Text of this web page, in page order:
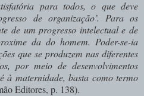
para todos, o que deve
de organização’. Para os
de um progresso intelectual e de
da do homem. Poder-se-ia
que se produzem nas diferentes
por meio de desenvolvimentos
à maternidade, basta como termo
Editores, p. 138).